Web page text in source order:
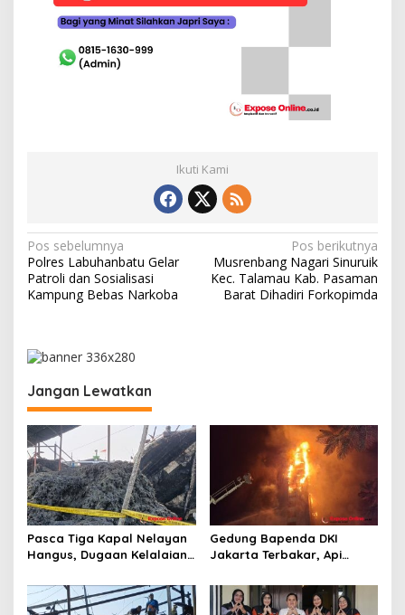
Ikuti Kami
N
a
v
g
s
i
p
o
s
Pos sebelumnya
Polres Labuhanbatu Gelar
Patroli dan Sosialisasi
Kampung Bebas Narkoba
Pos berikutnya
Musrenbang Nagari Sinuruik
Kec. Talamau Kab. Pasaman
Barat Dihadiri Forkopimda
Jangan Lewatkan
Pasca Tiga Kapal Nelayan
Hangus, Dugaan Kelalaian
Legalitas BBM Disorot
Gedung Bapenda DKI
Jakarta Terbakar, Api